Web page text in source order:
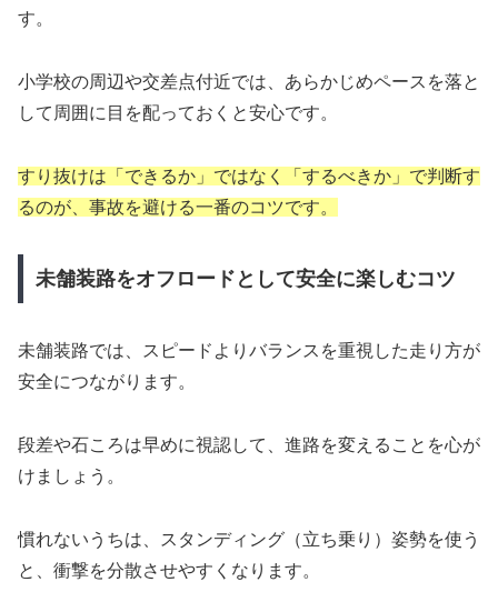
す。
小学校の周辺や交差点付近では、あらかじめペースを落と
して周囲に目を配っておくと安心です。
すり抜けは「できるか」ではなく「するべきか」で判断す
るのが、事故を避ける一番のコツです。
未舗装路をオフロードとして安全に楽しむコツ
未舗装路では、スピードよりバランスを重視した走り方が
安全につながります。
段差や石ころは早めに視認して、進路を変えることを心が
けましょう。
慣れないうちは、スタンディング（立ち乗り）姿勢を使う
と、衝撃を分散させやすくなります。